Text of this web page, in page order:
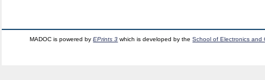
MADOC is powered byEPrints 3 which is developed by theSchool of Electronics and